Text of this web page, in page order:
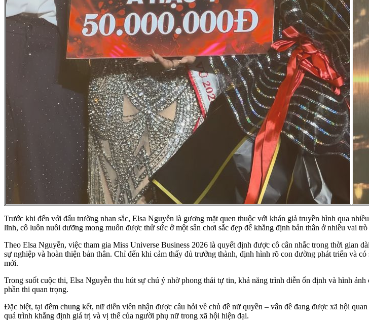
Trước khi đến với đấu trường nhan sắc, Elsa Nguyễn là gương mặt quen thuộc với khán giả truyền hình qua
lĩnh, cô luôn nuôi dưỡng mong muốn được thử sức ở một sân chơi sắc đẹp để khẳng định bản thân ở nhiều vai trò
Theo Elsa Nguyễn, việc tham gia Miss Universe Business 2026 là quyết định được cô cân nhắc trong thời gian
sự nghiệp và hoàn thiện bản thân. Chỉ đến khi cảm thấy đủ trưởng thành, định hình rõ con đường phát triển và
mới.
Trong suốt cuộc thi, Elsa Nguyễn thu hút sự chú ý nhờ phong thái tự tin, khả năng trình diễn ổn định và hình
phần thi quan trọng.
Đặc biệt, tại đêm chung kết, nữ diễn viên nhận được câu hỏi về chủ đề nữ quyền – vấn đề đang được xã hội
quá trình khẳng định giá trị và vị thế của người phụ nữ trong xã hội hiện đại.